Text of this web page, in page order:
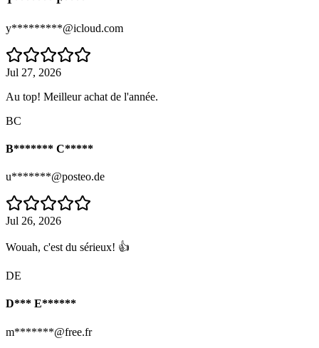
y*********@icloud.com
Jul 27, 2026
Au top! Meilleur achat de l'année.
BC
B******* C*****
u*******@posteo.de
Jul 26, 2026
Wouah, c'est du sérieux! 👍
DE
D*** E******
m*******@free.fr